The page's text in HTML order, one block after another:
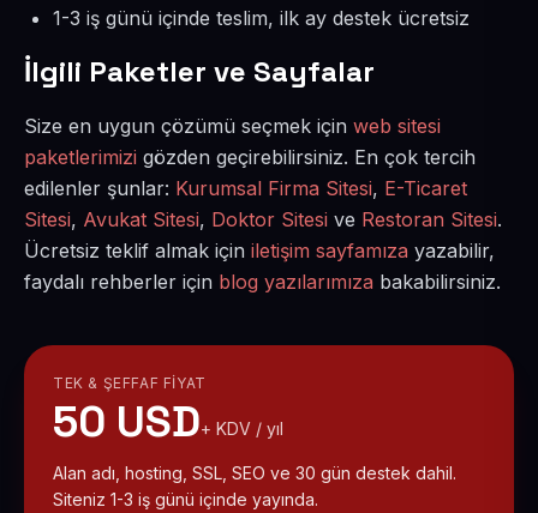
1-3 iş günü içinde teslim, ilk ay destek ücretsiz
İlgili Paketler ve Sayfalar
Size en uygun çözümü seçmek için web sitesi
paketlerimizi gözden geçirebilirsiniz. En çok tercih
edilenler şunlar: Kurumsal Firma Sitesi, E-Ticaret
Sitesi, Avukat Sitesi, Doktor Sitesi ve Restoran Sitesi.
Ücretsiz teklif almak için iletişim sayfamıza yazabilir,
faydalı rehberler için blog yazılarımıza bakabilirsiniz.
TEK & ŞEFFAF FIYAT
50 USD+ KDV / yıl
Alan adı, hosting, SSL, SEO ve 30 gün destek dahil.
Siteniz 1-3 iş günü içinde yayında.